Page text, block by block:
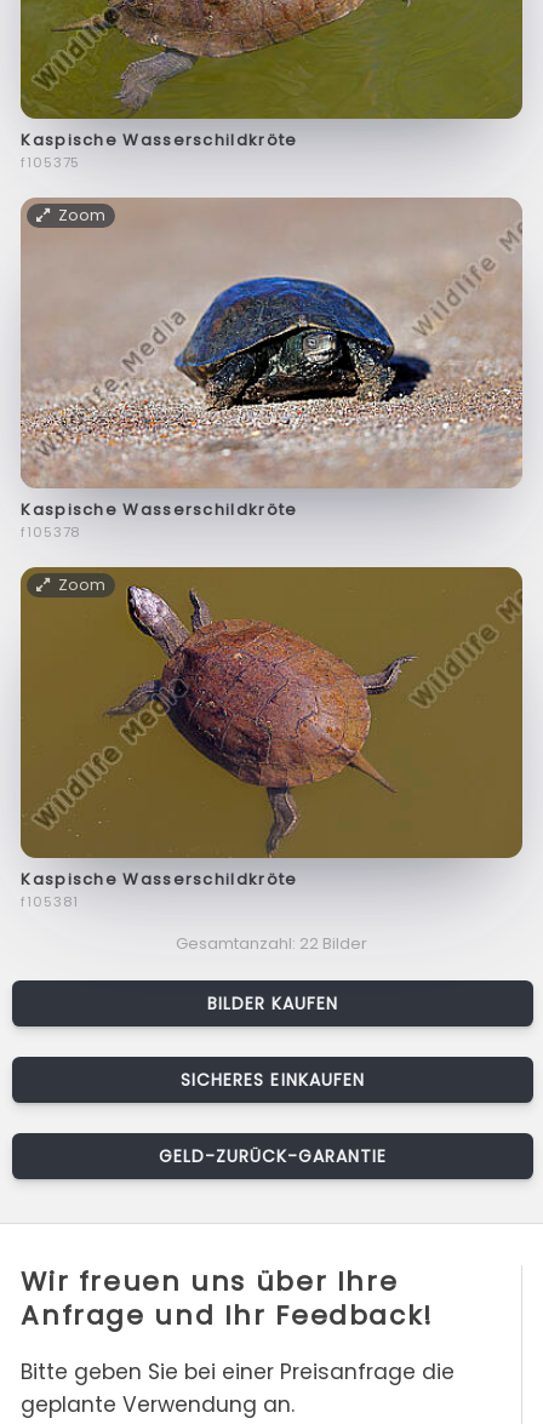
Kaspische Wasserschildkröte
f105375
Zoom
Kaspische Wasserschildkröte
f105378
Zoom
Kaspische Wasserschildkröte
f105381
Gesamtanzahl: 22 Bilder
BILDER KAUFEN
SICHERES EINKAUFEN
GELD-ZURÜCK-GARANTIE
Wir freuen uns über Ihre
Anfrage und Ihr Feedback!
Bitte geben Sie bei einer Preisanfrage die
geplante Verwendung an.